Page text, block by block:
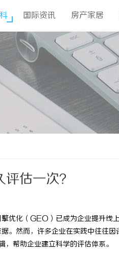
国际资讯 房产家居
估一次？
优化（GEO）已成为企业提升线
。然而，许多企业在实践中往往
帮助企业建立科学的评估体系。